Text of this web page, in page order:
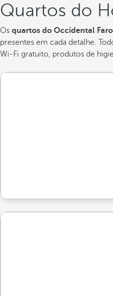
Quartos do
Os quartos do Occidental
presentes em cada detalhe.
Wi-Fi gratuito, produtos de